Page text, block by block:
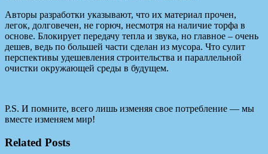
Авторы разработки указывают, что их материал прочен,
легок, долговечен, не горюч, несмотря на наличие торфа в
основе. Блокирует передачу тепла и звука, но главное – очень
дешев, ведь по большей части сделан из мусора. Что сулит
перспективы удешевления строительства и параллельной
очистки окружающей среды в будущем.
P.S. И помните, всего лишь изменяя свое потребление — мы
вместе изменяем мир!
Related Posts